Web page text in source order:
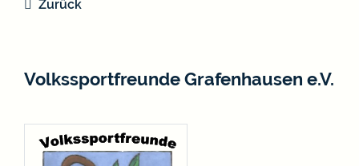
Zurück
Volkssportfreunde Grafenhausen e.V.